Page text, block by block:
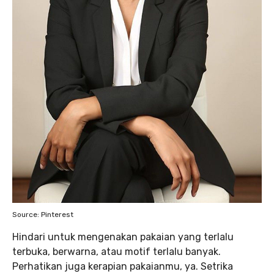
Source: Pinterest
Hindari untuk mengenakan pakaian yang terlalu
terbuka, berwarna, atau motif terlalu banyak.
Perhatikan juga kerapian pakaianmu, ya. Setrika